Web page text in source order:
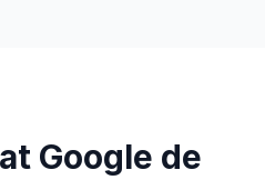
Google de